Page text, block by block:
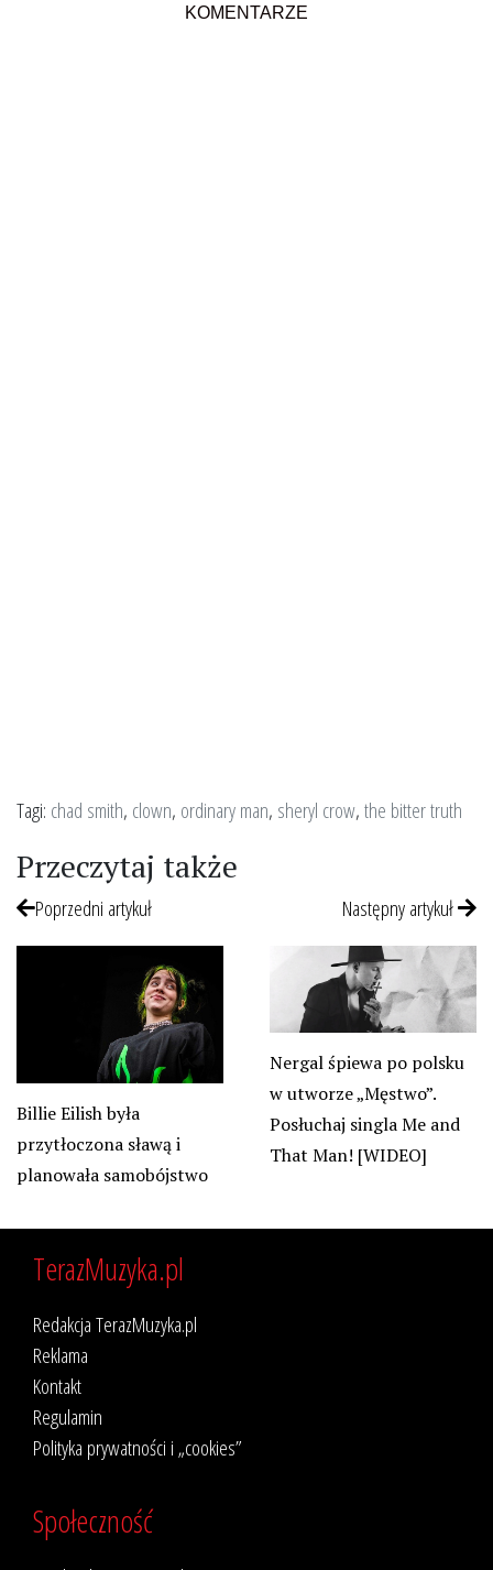
KOMENTARZE
Tagi: chad smith, clown, ordinary man, sheryl crow,the bitter truth
Przeczytaj także
Poprzedni artykuł
Billie Eilish była
przytłoczona sławą i
planowała samobójstwo
Następny artykuł
Nergal śpiewa po polsku
w utworze „Męstwo”.
Posłuchaj singla Me and
That Man! [WIDEO]
TerazMuzyka.pl
Redakcja TerazMuzyka.pl
Reklama
Kontakt
Regulamin
Polityka prywatności i „cookies”
Społeczność